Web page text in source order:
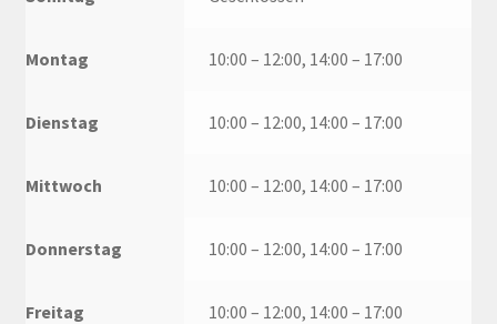
Montag 10:00 – 12:00, 14:00 – 17:00
Dienstag 10:00 – 12:00, 14:00 – 17:00
Mittwoch 10:00 – 12:00, 14:00 – 17:00
Donnerstag 10:00 – 12:00, 14:00 – 17:00
Freitag 10:00 – 12:00, 14:00 – 17:00